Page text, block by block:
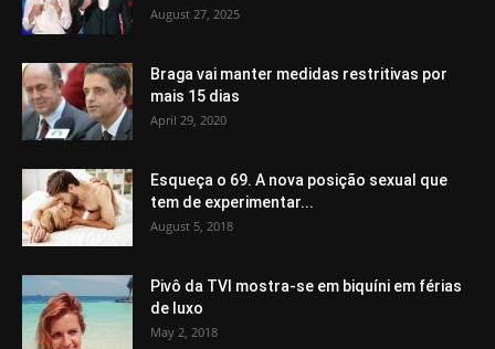
August 27, 2025
Braga vai manter medidas restritivas por
mais 15 dias
April 29, 2020
Esqueça o 69. A nova posição sexual que
tem de experimentar...
August 5, 2018
Pivô da TVI mostra-se em biquíni em férias
de luxo
May 2, 2018